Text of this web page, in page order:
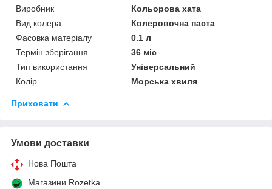
Виробник
Кольорова хата
Вид колера
Колеровочна паста
Фасовка матеріалу
0.1 л
Термін зберігання
36 міс
Тип використання
Універсальний
Колір
Морська хвиля
Приховати
Умови доставки
Нова Пошта
Магазини Rozetka